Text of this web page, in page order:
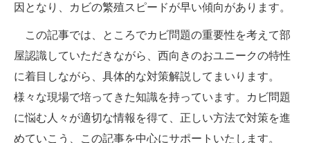
因となり、カビの繁殖スピードが早い傾向があります。
この記事では、ところでカビ問題の重要性を考えて部
屋認識していただきながら、西向きのおユニークの特性
に着目しながら、具体的な対策解説してまいります。
様々な現場で培ってきた知識を持っています。カビ問題
に悩む人々が適切な情報を得て、正しい方法で対策を進
めていこう、この記事を中心にサポートいたします。